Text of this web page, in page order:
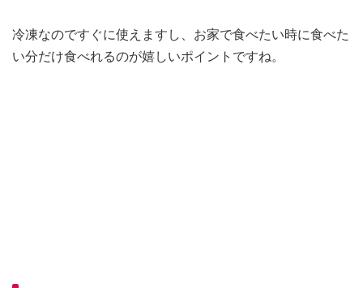
冷凍なのですぐに使えますし、お家で食べたい時に食べた
い分だけ食べれるのが嬉しいポイントですね。